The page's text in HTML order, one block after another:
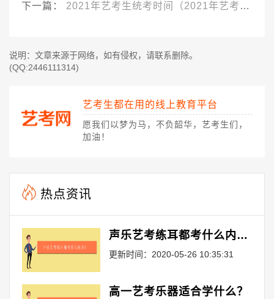
下一篇： 2021年艺考生统考时间（2021年艺考报名时间）
说明：文章来源于网络，如有侵权，请联系删除。
(QQ:2446111314)
艺考生都在用的线上教育平台
愿我们以梦为马，不负韶华，艺考生们，
加油！
热点资讯
声乐艺考练耳都考什么内容？
更新时间：2020-05-26 10:35:31
高一艺考乐器适合学什么？